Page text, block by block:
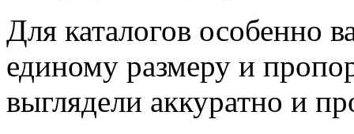
Для каталогов особенно
единому размеру и
выглядели аккуратно и